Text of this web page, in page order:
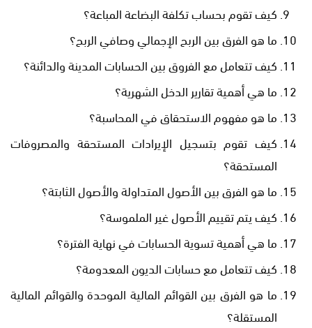
كيف تقوم بحساب تكلفة البضاعة المباعة؟
ما هو الفرق بين الربح الإجمالي وصافي الربح؟
كيف تتعامل مع الفروق بين الحسابات المدينة والدائنة؟
ما هي أهمية تقارير الدخل الشهرية؟
ما هو مفهوم الاستحقاق في المحاسبة؟
كيف تقوم بتسجيل الإيرادات المستحقة والمصروفات
المستحقة؟
ما هو الفرق بين الأصول المتداولة والأصول الثابتة؟
كيف يتم تقييم الأصول غير الملموسة؟
ما هي أهمية تسوية الحسابات في نهاية الفترة؟
كيف تتعامل مع حسابات الديون المعدومة؟
ما هو الفرق بين القوائم المالية الموحدة والقوائم المالية
المستقلة؟